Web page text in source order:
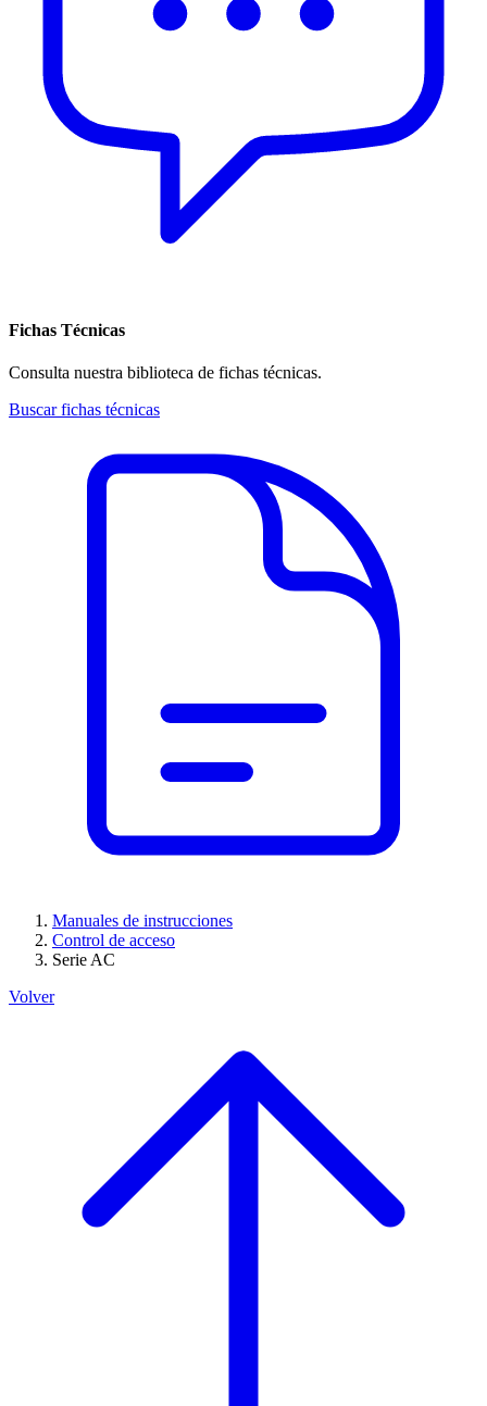
Fichas Técnicas
Consulta nuestra biblioteca de fichas técnicas.
Buscar fichas técnicas
Manuales de instrucciones
Control de acceso
Serie AC
Volver